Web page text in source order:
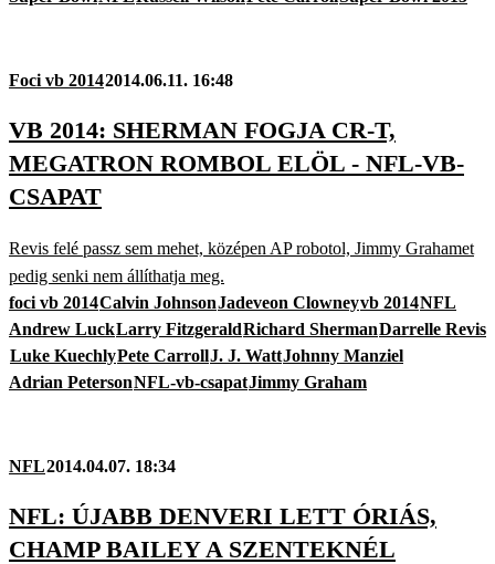
Foci vb 20142014.06.11. 16:48
VB 2014: SHERMAN FOGJA CR-T,
MEGATRON ROMBOL ELÖL - NFL-VB-
CSAPAT
Revis felé passz sem mehet, középen AP robotol, Jimmy Grahamet
pedig senki nem állíthatja meg.
foci vb 2014Calvin JohnsonJadeveon Clowneyvb 2014NFL
Andrew LuckLarry FitzgeraldRichard ShermanDarrelle Revis
Luke KuechlyPete CarrollJ. J. WattJohnny Manziel
Adrian PetersonNFL-vb-csapatJimmy Graham
NFL2014.04.07. 18:34
NFL: ÚJABB DENVERI LETT ÓRIÁS,
CHAMP BAILEY A SZENTEKNÉL